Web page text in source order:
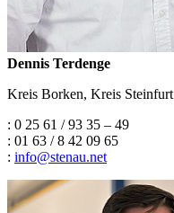
Dennis Terdenge
Kreis Borken, Kreis Steinfurt
: 0 25 61 / 93 35 – 49
: 01 63 / 8 42 09 65
: info@stenau.net